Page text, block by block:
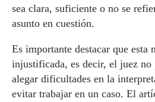
sea clara, suficiente o no se
asunto en cuestión.
Es importante destacar que esta
injustificada, es decir, el juez no
alegar dificultades en la
evitar trabajar en un caso. El